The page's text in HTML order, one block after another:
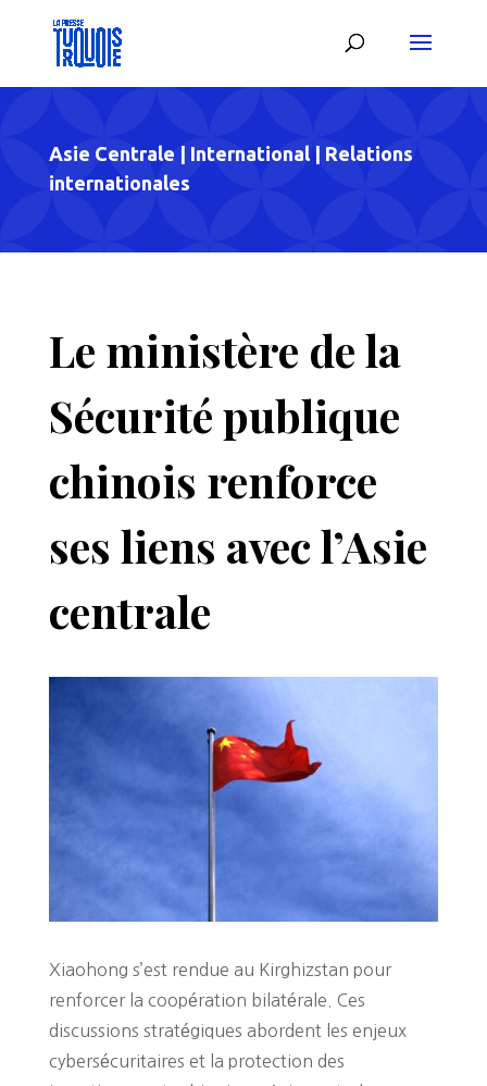
Asie Centrale International| Relations
internationales
Le ministère de la
Sécurité publique
chinois renforce
ses liens avec l’Asie
centrale
Xiaohong s’est rendue au Kirghizstan pour
renforcer la coopération bilatérale. Ces
discussions stratégiques abordent les enjeux
cybersécuritaires et la protection des